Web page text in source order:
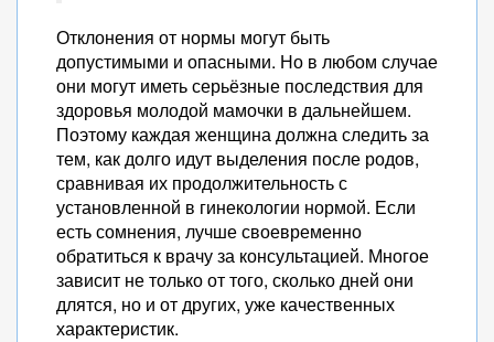
Отклонения от нормы могут быть
допустимыми и опасными. Но в любом случае
они могут иметь серьёзные последствия для
здоровья молодой мамочки в дальнейшем.
Поэтому каждая женщина должна следить за
тем, как долго идут выделения после родов,
сравнивая их продолжительность с
установленной в гинекологии нормой. Если
есть сомнения, лучше своевременно
обратиться к врачу за консультацией. Многое
зависит не только от того, сколько дней они
длятся, но и от других, уже качественных
характеристик.